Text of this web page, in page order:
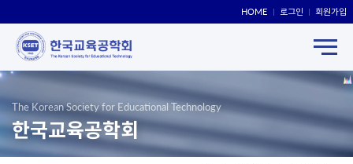
HOME 로그인 회원가입
The Korean Society for Educational Technology
한국교육공학회